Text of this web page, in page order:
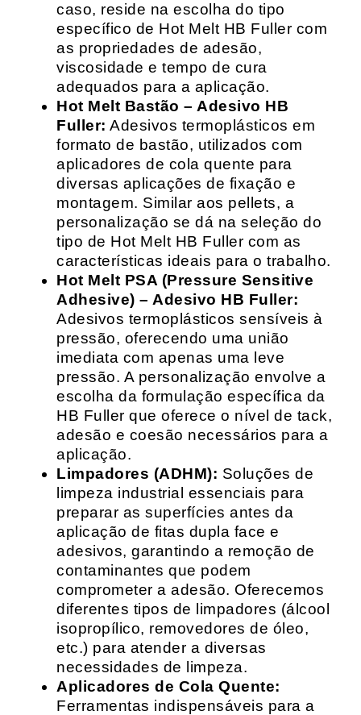
caso, reside na escolha do tipo
específico de Hot Melt HB Fuller com
as propriedades de adesão,
viscosidade e tempo de cura
adequados para a aplicação.
Hot Melt Bastão – Adesivo HB
Fuller: Adesivos termoplásticos em
formato de bastão, utilizados com
aplicadores de cola quente para
diversas aplicações de fixação e
montagem. Similar aos pellets, a
personalização se dá na seleção do
tipo de Hot Melt HB Fuller com as
características ideais para o trabalho.
Hot Melt PSA (Pressure Sensitive
Adhesive) – Adesivo HB Fuller:
Adesivos termoplásticos sensíveis à
pressão, oferecendo uma união
imediata com apenas uma leve
pressão. A personalização envolve a
escolha da formulação específica da
HB Fuller que oferece o nível de tack,
adesão e coesão necessários para a
aplicação.
Limpadores (ADHM): Soluções de
limpeza industrial essenciais para
preparar as superfícies antes da
aplicação de fitas dupla face e
adesivos, garantindo a remoção de
contaminantes que podem
comprometer a adesão. Oferecemos
diferentes tipos de limpadores (álcool
isopropílico, removedores de óleo,
etc.) para atender a diversas
necessidades de limpeza.
Aplicadores de Cola Quente:
Ferramentas indispensáveis para a